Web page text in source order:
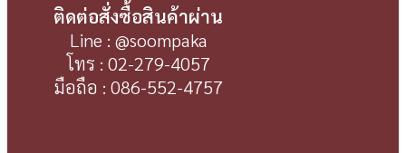
ติดต่อสั่งซื้อสินค้าผ่าน
Line : @soompaka
โทร : 02-279-4057
มือถือ : 086-552-4757